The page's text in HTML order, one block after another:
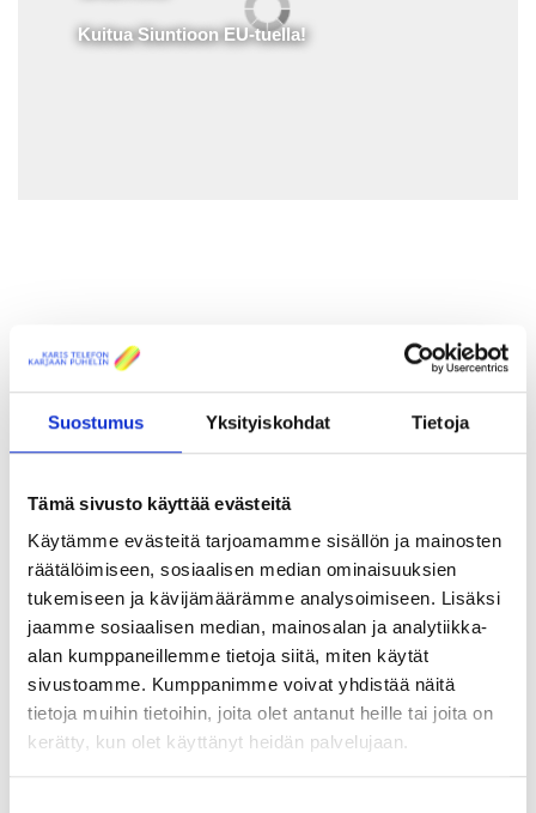
Suostumus Yksityiskohdat Tietoja
Tämä sivusto käyttää evästeitä
Käytämme evästeitä tarjoamamme sisällön ja mainosten
räätälöimiseen, sosiaalisen median ominaisuuksien
tukemiseen ja kävijämäärämme analysoimiseen. Lisäksi
jaamme sosiaalisen median, mainosalan ja analytiikka-
alan kumppaneillemme tietoja siitä, miten käytät
sivustoamme. Kumppanimme voivat yhdistää näitä
tietoja muihin tietoihin, joita olet antanut heille tai joita on
kerätty, kun olet käyttänyt heidän palvelujaan.
Kuitua Siuntioon EU-tuella!
Näillä alueilla kuituverkkoa on
jo rakennettu
Parhaillaan verkkoa laajennetaan Kirkkonummella ja
Siuntiossa.